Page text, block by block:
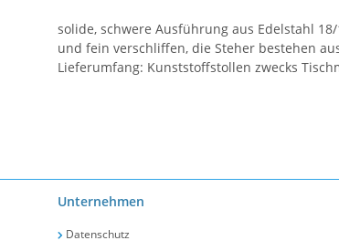
solide, schwere Ausführung aus Edelstahl
und fein verschliffen, die Steher bestehen
Lieferumfang: Kunststoffstollen zwecks
Unternehmen
Datenschutz